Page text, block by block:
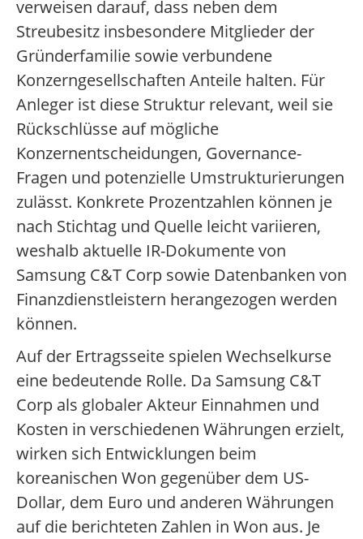
verweisen darauf, dass neben dem
Streubesitz insbesondere Mitglieder der
Gründerfamilie sowie verbundene
Konzerngesellschaften Anteile halten. Für
Anleger ist diese Struktur relevant, weil sie
Rückschlüsse auf mögliche
Konzernentscheidungen, Governance-
Fragen und potenzielle Umstrukturierungen
zulässt. Konkrete Prozentzahlen können je
nach Stichtag und Quelle leicht variieren,
weshalb aktuelle IR-Dokumente von
Samsung C&T Corp sowie Datenbanken von
Finanzdienstleistern herangezogen werden
können.
Auf der Ertragsseite spielen Wechselkurse
eine bedeutende Rolle. Da Samsung C&T
Corp als globaler Akteur Einnahmen und
Kosten in verschiedenen Währungen erzielt,
wirken sich Entwicklungen beim
koreanischen Won gegenüber dem US-
Dollar, dem Euro und anderen Währungen
auf die berichteten Zahlen in Won aus. Je